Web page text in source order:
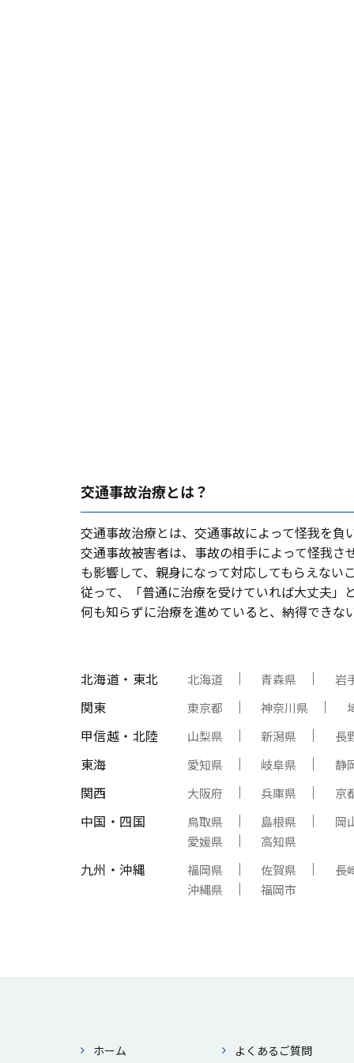
交通事故治療とは？
交通事故治療とは、交通事故によって怪我を
交通事故被害者は、事故の相⼿によって怪我
も影響して、親⾝になって対応してもらえな
従って、「普通に治療を受けていれば⼤丈夫
何も知らずに治療を進めていると、納得でき
北海道・東北 北海道 青森県 岩
関東 東京都 神奈川県
甲信越・北陸 山梨県 新潟県 長
東海 愛知県 岐阜県 静
関西 大阪府 兵庫県 京
中国・四国 鳥取県 島根県
岡
愛媛県
高知県
九州・沖縄 福岡県 佐賀県
長
沖縄県
福岡市
ホーム よくあるご質問